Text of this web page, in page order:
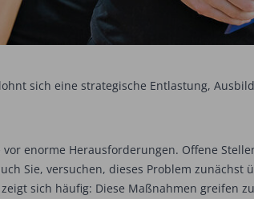
sich eine strategische Entlastung,
enorme Herausforderungen. Offene
Sie, versuchen, dieses Problem
sich häufig: Diese Maßnahmen greifen